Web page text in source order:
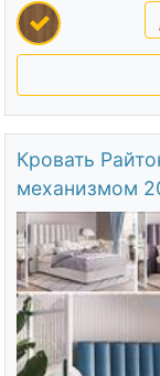
Кровать
механизмом